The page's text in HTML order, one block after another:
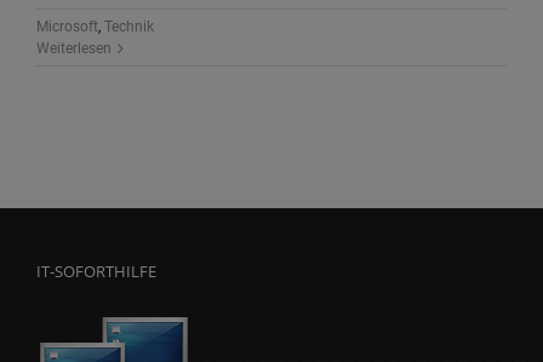
Microsoft, Technik
Weiterlesen
IT-SOFORTHILFE